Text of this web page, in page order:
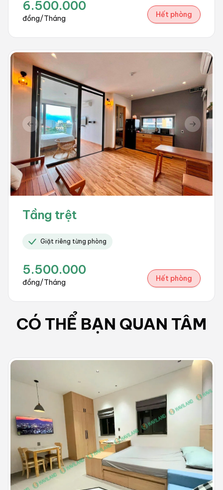
6.500.000
đồng/Tháng Hết phòng
Previous slide Next
Tầng trệt
Giặt riêng từng phòng
5.500.000
đồng/Tháng Hết phòng
CÓ THỂ BẠN QUAN TÂM